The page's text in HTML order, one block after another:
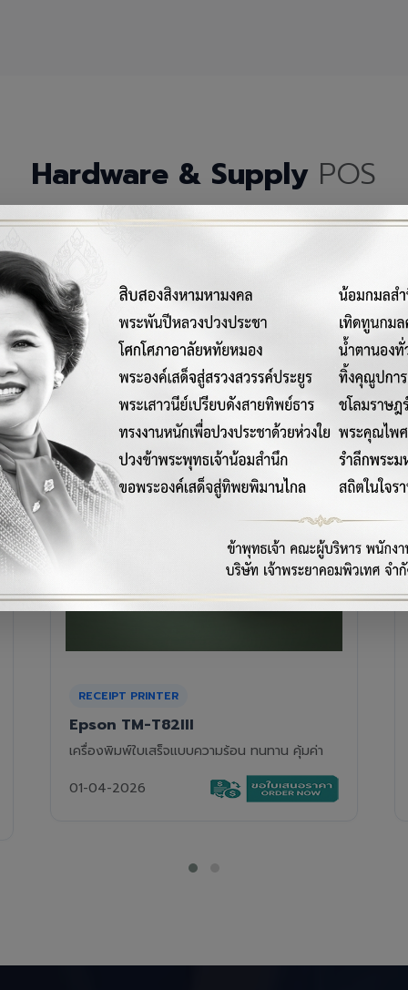
Hardware & Supply POS
ณ์เครื่องมือฮาร์ดแวร์และวัสดุสิ้นเปลืองคุณภาพสูงสำหรับระบบ
RECEIPT PRINTER
Epson TM-T88VII
เครื่องพิมพ์ใบเสร็จความร้อนรุ่นท็อป ความเร็วสูง
01-04-2026